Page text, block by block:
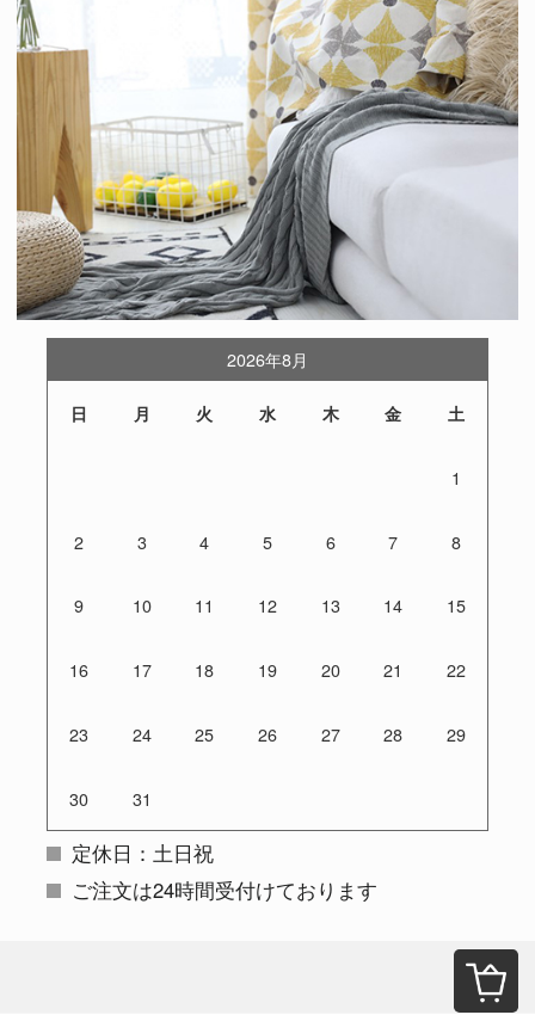
2026年8月
日 月 火 水 木 金 土
1
2 3 4 5 6 7 8
9 10 11 12 13 14 15
16 17 18 19 20 21 22
23 24 25 26 27 28 29
30 31
定休日：土日祝
ご注文は24時間受付けております